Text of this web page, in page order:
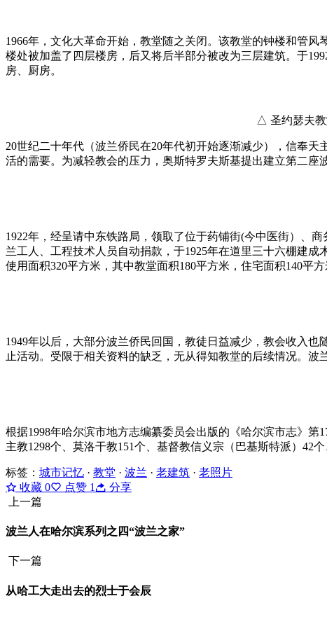
1966年，文化大革命开始，教堂随之关闭。该教堂的钟楼和管
楼处被加盖了四层楼房，后又将后半部分被改为三层建筑。于
房、厨房。
△ 圣约瑟夫教
20世纪二十年代（波兰侨民在20年代初开始逐渐减少），信奉
活的需要。为减轻教会的压力，奥斯特罗夫斯基提出建立第二座
1922年，经呈请中东铁路局，领取了位于药铺街(今中医街）、
兰工人、工程技术人员自动捐款，于1925年在道里三十六棚建
使用面积320平方米，其中教堂面积180平方米，住宅面积140平方
1949年以后，大部分波兰侨民回国，教徒日益减少，教会收入
止活动。受限于相关资料的缺乏，无从得知教堂的后续情况。
根据1998年哈尔滨市地方志编纂委员会出版的《哈尔滨市志》第
主教1298个、莫洛干教151个、基督教信义宗（巴基斯特派）42
标签： 城市记忆 · 教堂 · 波兰 · 老建筑 · 老照片
收藏 0 点赞 1
分享
上一篇
波兰人在哈尔滨系列之四“波兰之家”
下一篇
从哈工大走出去的烈士于会辰